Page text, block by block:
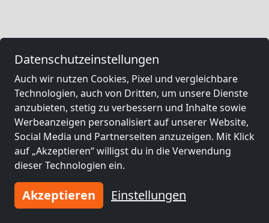
Datenschutzeinstellungen
Auch wir nutzen Cookies, Pixel und vergleichbare
Technologien, auch von Dritten, um unsere Dienste
anzubieten, stetig zu verbessern und Inhalte sowie
Werbeanzeigen personalisiert auf unserer Website,
Social Media und Partnerseiten anzuzeigen. Mit Klick
auf „Akzeptieren“ willigst du in die Verwendung
dieser Technologien ein.
Akzeptieren Einstellungen